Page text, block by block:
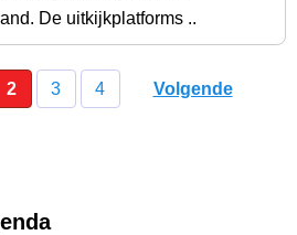
De uitkijkplatforms ..
2 3 4 Volgende